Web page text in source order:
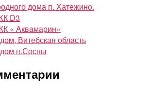
дома п. Хатежино.
D3
« Аквамарин»
Витебская область
п.Сосны